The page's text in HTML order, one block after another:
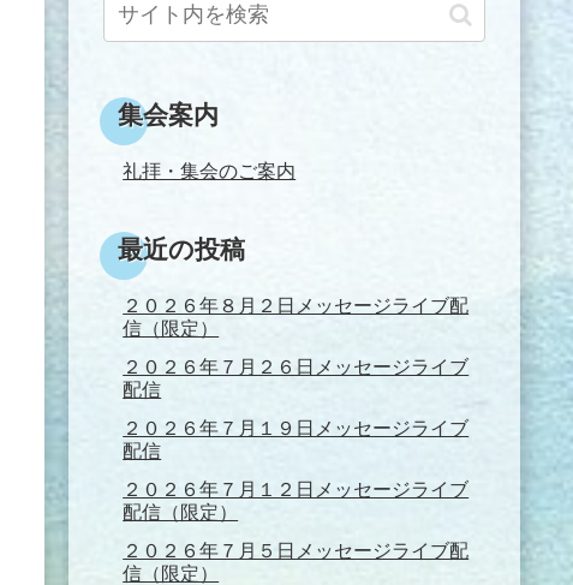
集会案内
礼拝・集会のご案内
最近の投稿
２０２６年８月２日メッセージライブ配
信（限定）
２０２６年７月２６日メッセージライブ
配信
２０２６年７月１９日メッセージライブ
配信
２０２６年７月１２日メッセージライブ
配信（限定）
２０２６年７月５日メッセージライブ配
信（限定）